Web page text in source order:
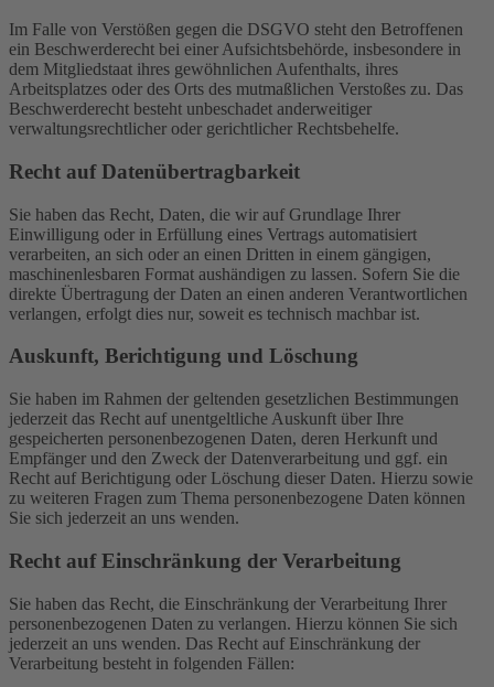
Im Falle von Verstößen gegen die DSGVO steht den Betroffenen
ein Beschwerderecht bei einer Aufsichtsbehörde, insbesondere in
dem Mitgliedstaat ihres gewöhnlichen Aufenthalts, ihres
Arbeitsplatzes oder des Orts des mutmaßlichen Verstoßes zu. Das
Beschwerderecht besteht unbeschadet anderweitiger
verwaltungsrechtlicher oder gerichtlicher Rechtsbehelfe.
Recht auf Daten­übertrag­barkeit
Sie haben das Recht, Daten, die wir auf Grundlage Ihrer
Einwilligung oder in Erfüllung eines Vertrags automatisiert
verarbeiten, an sich oder an einen Dritten in einem gängigen,
maschinenlesbaren Format aushändigen zu lassen. Sofern Sie die
direkte Übertragung der Daten an einen anderen Verantwortlichen
verlangen, erfolgt dies nur, soweit es technisch machbar ist.
Auskunft, Berichtigung und Löschung
Sie haben im Rahmen der geltenden gesetzlichen Bestimmungen
jederzeit das Recht auf unentgeltliche Auskunft über Ihre
gespeicherten personenbezogenen Daten, deren Herkunft und
Empfänger und den Zweck der Datenverarbeitung und ggf. ein
Recht auf Berichtigung oder Löschung dieser Daten. Hierzu sowie
zu weiteren Fragen zum Thema personenbezogene Daten können
Sie sich jederzeit an uns wenden.
Recht auf Einschränkung der Verarbeitung
Sie haben das Recht, die Einschränkung der Verarbeitung Ihrer
personenbezogenen Daten zu verlangen. Hierzu können Sie sich
jederzeit an uns wenden. Das Recht auf Einschränkung der
Verarbeitung besteht in folgenden Fällen: